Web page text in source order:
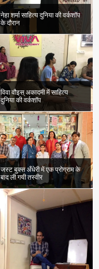
नेहा शर्मा साहित्य दुनिया की वर्कशॉप
के दौरान
विवा वौइस् अकादमी में साहित्य
दुनिया की वर्कशॉप
जस्ट बुक्स अँधेरी में एक प्रोग्राम के
बाद ली गयी तस्वीर